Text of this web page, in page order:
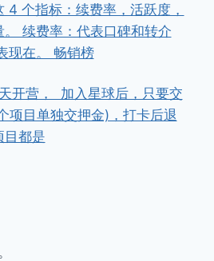
4 个指标：续费率，活跃度，
续费率：代表口碑和转介
现在。 畅销榜
开营， ​ ​加入星球后，只要交
项目单独交押金)，打卡后退
目都是